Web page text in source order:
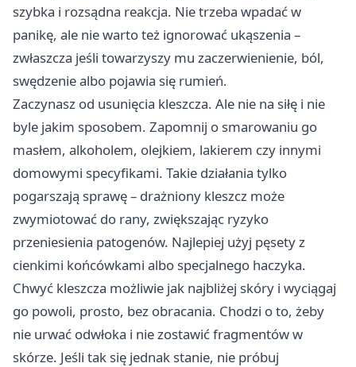
szybka i rozsądna reakcja. Nie trzeba wpadać w
panikę, ale nie warto też ignorować ukąszenia –
zwłaszcza jeśli towarzyszy mu zaczerwienienie, ból,
swędzenie albo pojawia się rumień.
Zaczynasz od usunięcia kleszcza. Ale nie na siłę i nie
byle jakim sposobem. Zapomnij o smarowaniu go
masłem, alkoholem, olejkiem, lakierem czy innymi
domowymi specyfikami. Takie działania tylko
pogarszają sprawę – drażniony kleszcz może
zwymiotować do rany, zwiększając ryzyko
przeniesienia patogenów. Najlepiej użyj pęsety z
cienkimi końcówkami albo specjalnego haczyka.
Chwyć kleszcza możliwie jak najbliżej skóry i wyciągaj
go powoli, prosto, bez obracania. Chodzi o to, żeby
nie urwać odwłoka i nie zostawić fragmentów w
skórze. Jeśli tak się jednak stanie, nie próbuj